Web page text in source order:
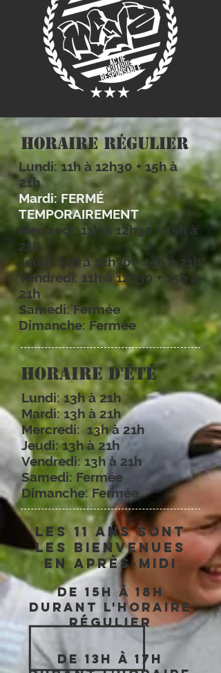
horaire Régulier
Lundi: 11h à 12h30 + 15h à
21h
Mardi: FERMÉ
TEMPORAIREMENT
Mercredi: 11h à 12h30 + 15h à
21h
Jeudi: 11h à 12h30 + 15h à 21h
Vendredi: 11h à 12h30 + 15h à
21h
Samedi: Fermée
Dimanche: Fermée
Horaire d'été
Lundi: 13h à 21h
Mardi: 13h à 21h
Mercredi: 13h à 21h
Jeudi:13h à 21h
Vendredi:13h à 21h
Samedi: Fermée
Dimanche: Fermée
LES 11 ANS SONT
LES BIENVENUES
en APRÈS-MIDI
De 15h à 18h
durant l'horaire
régulier
De 13h à 17h